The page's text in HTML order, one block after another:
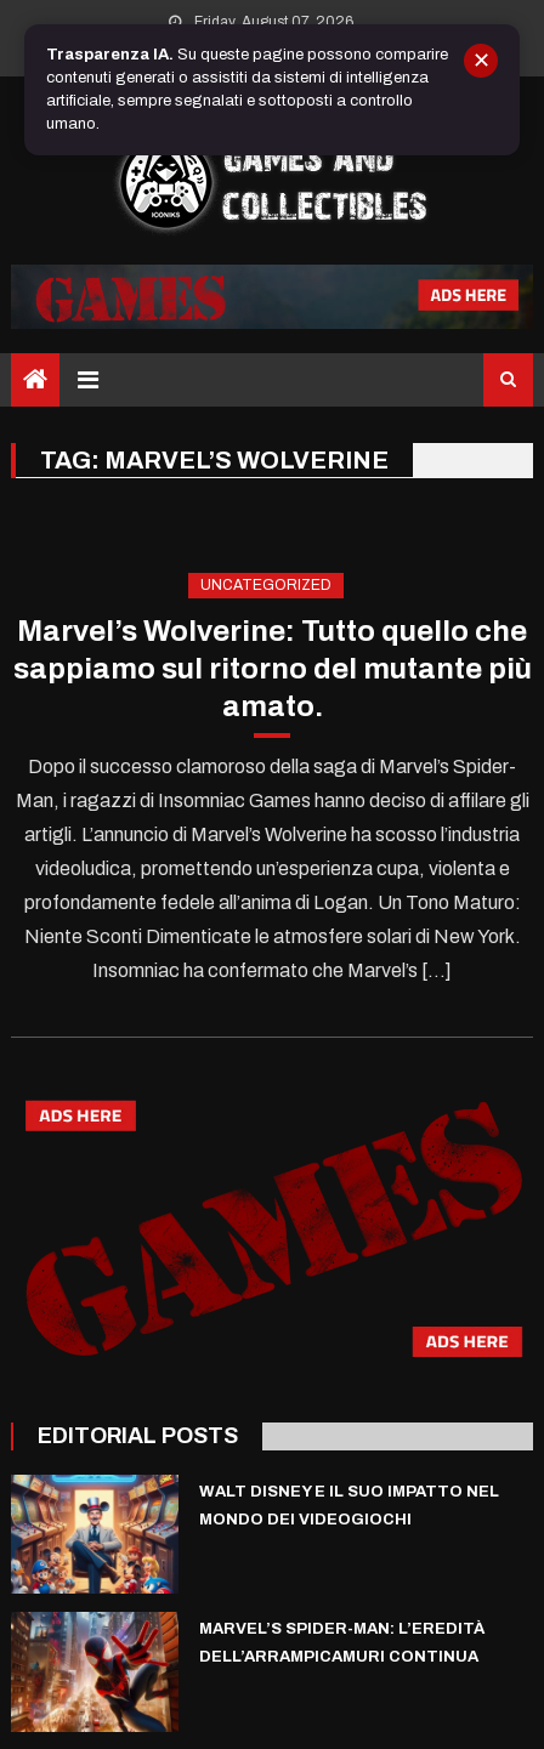
content
Friday, August 07, 2026
TAG: MARVEL’S WOLVERINE
UNCATEGORIZED
Marvel’s Wolverine: Tutto quello che
sappiamo sul ritorno del mutante più
amato.
Dopo il successo clamoroso della saga di Marvel’s Spider-
Man, i ragazzi di Insomniac Games hanno deciso di affilare gli
artigli. L’annuncio di Marvel’s Wolverine ha scosso l’industria
videoludica, promettendo un’esperienza cupa, violenta e
profondamente fedele all’anima di Logan. Un Tono Maturo:
Niente Sconti Dimenticate le atmosfere solari di New York.
Insomniac ha confermato che Marvel’s […]
EDITORIAL POSTS
WALT DISNEY E IL SUO IMPATTO NEL
MONDO DEI VIDEOGIOCHI
MARVEL’S SPIDER-MAN: L’EREDITÀ
DELL’ARRAMPICAMURI CONTINUA
Trasparenza IA. Su queste pagine possono comparire
contenuti generati o assistiti da sistemi di intelligenza
artificiale, sempre segnalati e sottoposti a controllo
umano.
✕